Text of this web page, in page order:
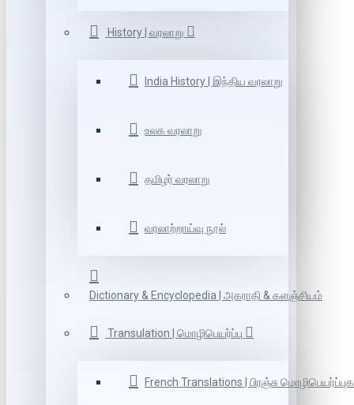
History | வரலாறு
India History | இந்திய வரலாறு
உலக வரலாறு
தமிழர் வரலாறு
வரலாற்றாய்வு நூல்
Dictionary & Encyclopedia | அகராதி & களஞ்சியம்
Transulation | மொழிபெயர்ப்பு
French Translations | பிரஞ்சு